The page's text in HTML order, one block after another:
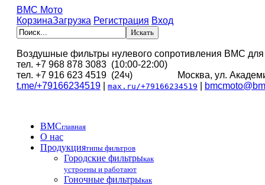
BMC Мото
КорзинаЗагрузка Регистрация Вход
Воздушные фильтры нулевого сопротивления BMC
тел. +7 968 878 3083 (10:00-22:00)
тел. +7 916 623 4519 (24ч) Москва, ул.
t.me/+79166234519
max.ru/+79166234519
BMCглавная
О нас
Продукциятипы фильтров
Городские фильтрыкак
устроены и работают
Гоночные фильтрыкак